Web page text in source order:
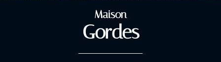
Maison
Gordes